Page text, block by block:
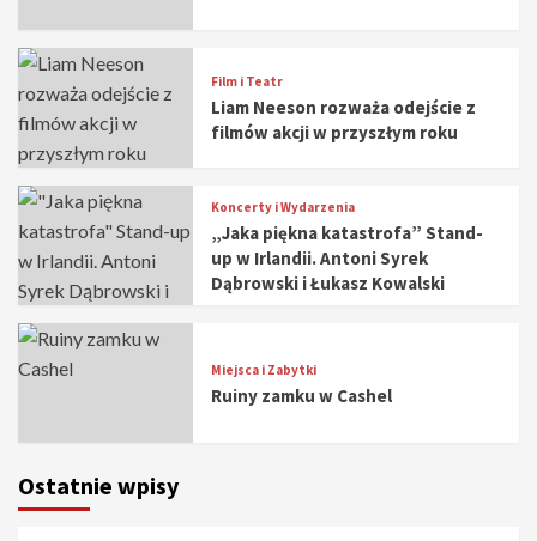
Film i Teatr
Liam Neeson rozważa odejście z
filmów akcji w przyszłym roku
Koncerty i Wydarzenia
„Jaka piękna katastrofa” Stand-
up w Irlandii. Antoni Syrek
Dąbrowski i Łukasz Kowalski
Miejsca i Zabytki
Ruiny zamku w Cashel
Ostatnie wpisy